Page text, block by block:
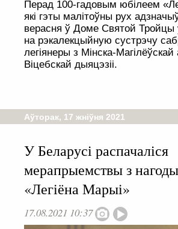
Перад 100-гадовым юбілеем
які гэты малітоўны рух
верасня ў Доме Святой Тройцы
на рэкалекцыйную сустрэчу
легіянеры з Мінска-Магілёўскай
Віцебскай дыяцэзіі.
Аўторак, 17 жніўня 2021
У Беларусі распачаліся
мерапрыемствы з
«Легіёна Марыі»
17.08.2021 10:37